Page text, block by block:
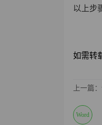
以上步
如需转
上一篇
Word